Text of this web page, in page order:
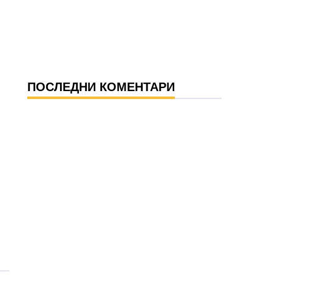
ПОСЛЕДНИ КОМЕНТАРИ